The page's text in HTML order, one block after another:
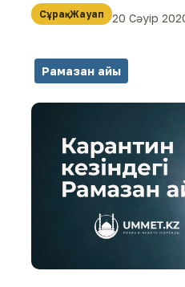
Сұрақ-Жауап 20 Сәуір
Рамазан айы